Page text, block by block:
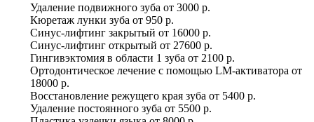
Удаление подвижного зуба от 3000 р.
Кюретаж лунки зуба от 950 р.
Синус-лифтинг закрытый от 16000 р.
Синус-лифтинг открытый от 27600 р.
Гингивэктомия в области 1 зуба от 2100 р.
Ортодонтическое лечение с помощью LM-активатора от
18000 р.
Восстановление режущего края зуба от 5400 р.
Удаление постоянного зуба от 5500 р.